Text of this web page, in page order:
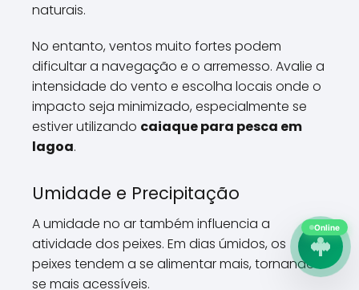
naturais.
No entanto, ventos muito fortes podem
dificultar a navegação e o arremesso. Avalie a
intensidade do vento e escolha locais onde o
impacto seja minimizado, especialmente se
estiver utilizando caiaque para pesca em
lagoa.
Umidade e Precipitação
A umidade no ar também influencia a
atividade dos peixes. Em dias úmidos, os
peixes tendem a se alimentar mais, tornando-
se mais acessíveis.
Online